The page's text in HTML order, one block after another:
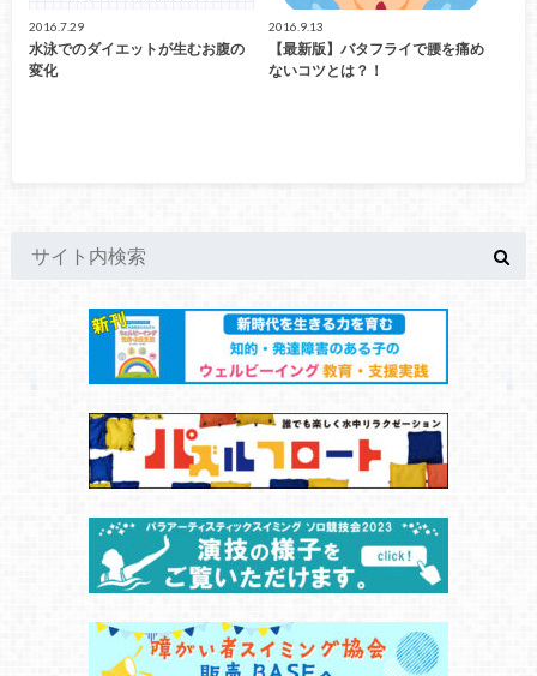
2016.7.29
水泳でのダイエットが生むお腹の
変化
2016.9.13
【最新版】バタフライで腰を痛め
ないコツとは？！